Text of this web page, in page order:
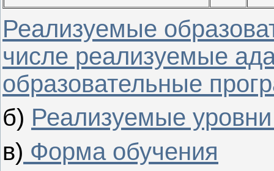
Реализуемые
числе реализуемые
образовательные
б) Реализуемые
в) Форма обучения